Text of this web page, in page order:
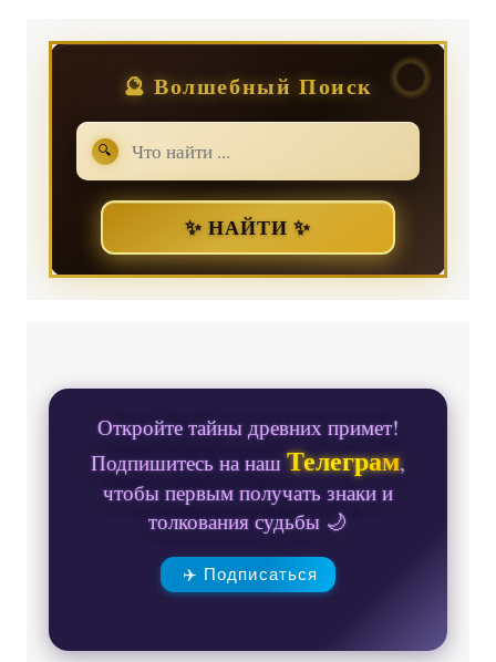
🔮 Волшебный Поиск
🔍
✨ НАЙТИ ✨
Откройте тайны древних примет!
Подпишитесь на нашТелеграм,
чтобы первым получать знаки и
толкования судьбы 🌙
✈️ Подписаться